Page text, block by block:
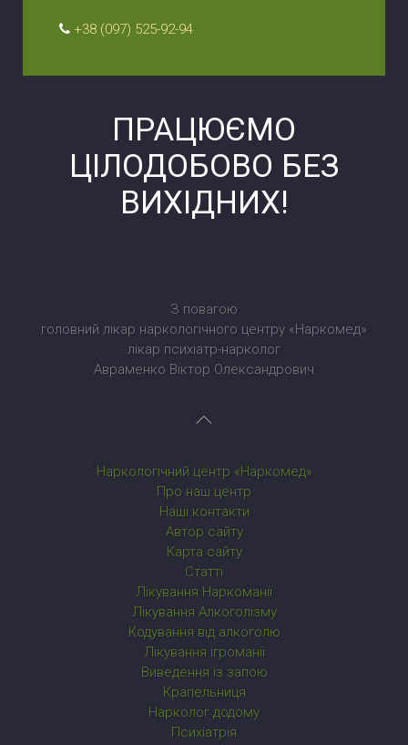
+38 (097) 525-92-94
ПРАЦЮЄМО
ЦІЛОДОБОВО БЕЗ
ВИХІДНИХ!
З повагою
головний лікар наркологічного центру «Наркомед»
лікар психіатр-нарколог
Авраменко Віктор Олександрович
Наркологічний центр «Наркомед»
Про наш центр
Наші контакти
Автор сайту
Карта сайту
Статті
Лікування Наркоманії
Лікування Алкоголізму
Кодування від алкоголю
Лікування ігроманії
Виведення із запою
Крапельниця
Нарколог додому
Психіатрія